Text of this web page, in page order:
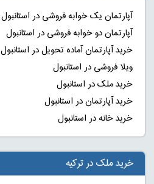
آپارتمان یک خوابه فروشی در استانبول
آپارتمان دو خوابه فروشی در استانبول
خرید آپارتمان آماده تحویل در استانبول
ویلا فروشی در استانبول
خرید ملک در استانبول
خرید آپارتمان در استانبول
خرید خانه در استانبول
خرید ملک در ترکیه